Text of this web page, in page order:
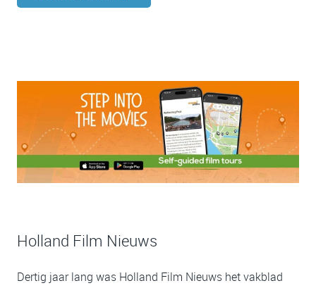
Holland Film Nieuws
Dertig jaar lang was Holland Film Nieuws het vakblad